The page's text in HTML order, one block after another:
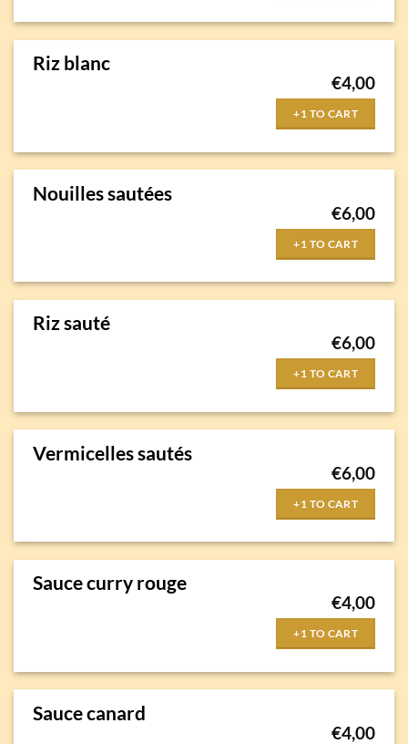
Riz blanc
€4,00
+1 TO CART
Nouilles sautées
€6,00
+1 TO CART
Riz sauté
€6,00
+1 TO CART
Vermicelles sautés
€6,00
+1 TO CART
Sauce curry rouge
€4,00
+1 TO CART
Sauce canard
€4,00